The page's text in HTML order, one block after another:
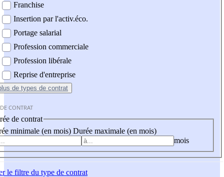
Franchise
Insertion par l'activ.éco.
Portage salarial
Profession commerciale
Profession libérale
Reprise d'entreprise
de types de contrat
CONTRAT
de contrat
minimale (en mois) Durée maximale (en mois)
mois
le filtre du type de contrat